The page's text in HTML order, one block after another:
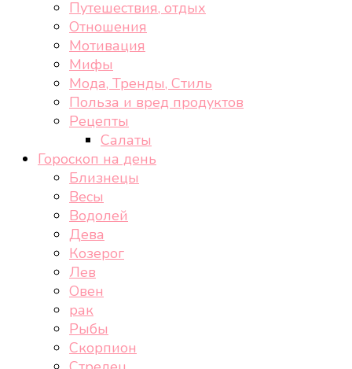
Путешествия, отдых
Отношения
Мотивация
Мифы
Мода, Тренды, Стиль
Польза и вред продуктов
Рецепты
Салаты
Гороскоп на день
Близнецы
Весы
Водолей
Дева
Козерог
Лев
Овен
рак
Рыбы
Скорпион